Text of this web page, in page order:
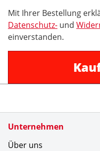
Mit Ihrer Bestellung
Datenschutz- und
einverstanden.
Unternehmen
Über uns